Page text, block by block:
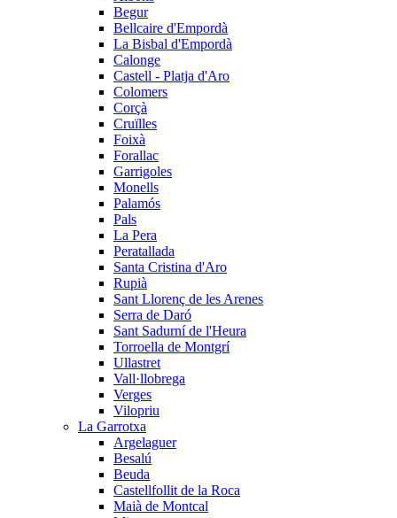
Begur
Bellcaire d'Empordà
La Bisbal d'Empordà
Calonge
Castell - Platja d'Aro
Colomers
Corçà
Cruïlles
Foixà
Forallac
Garrigoles
Monells
Palamós
Pals
La Pera
Peratallada
Santa Cristina d'Aro
Rupià
Sant Llorenç de les Arenes
Serra de Daró
Sant Sadurní de l'Heura
Torroella de Montgrí
Ullastret
Vall·llobrega
Verges
Vilopriu
La Garrotxa
Argelaguer
Besalú
Beuda
Castellfollit de la Roca
Maià de Montcal